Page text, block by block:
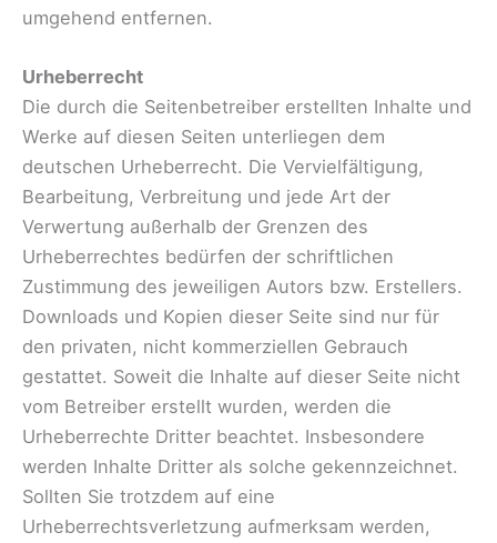
umgehend entfernen.
Urheberrecht
Die durch die Seitenbetreiber erstellten Inhalte und
Werke auf diesen Seiten unterliegen dem
deutschen Urheberrecht. Die Vervielfältigung,
Bearbeitung, Verbreitung und jede Art der
Verwertung außerhalb der Grenzen des
Urheberrechtes bedürfen der schriftlichen
Zustimmung des jeweiligen Autors bzw. Erstellers.
Downloads und Kopien dieser Seite sind nur für
den privaten, nicht kommerziellen Gebrauch
gestattet. Soweit die Inhalte auf dieser Seite nicht
vom Betreiber erstellt wurden, werden die
Urheberrechte Dritter beachtet. Insbesondere
werden Inhalte Dritter als solche gekennzeichnet.
Sollten Sie trotzdem auf eine
Urheberrechtsverletzung aufmerksam werden,